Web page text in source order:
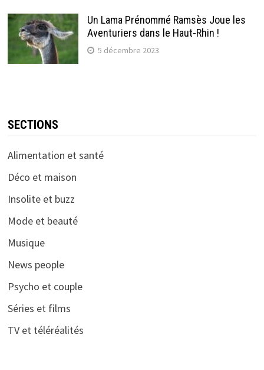
Un Lama Prénommé Ramsès Joue les
Aventuriers dans le Haut-Rhin !
5 décembre 2023
SECTIONS
Alimentation et santé
Déco et maison
Insolite et buzz
Mode et beauté
Musique
News people
Psycho et couple
Séries et films
TV et téléréalités